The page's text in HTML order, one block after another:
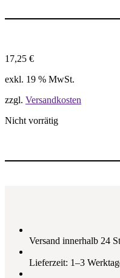
17,25 €
exkl. 19 % MwSt.
zzgl. Versandkosten
Nicht vorrätig
Versand innerhalb 24
Lieferzeit: 1–3